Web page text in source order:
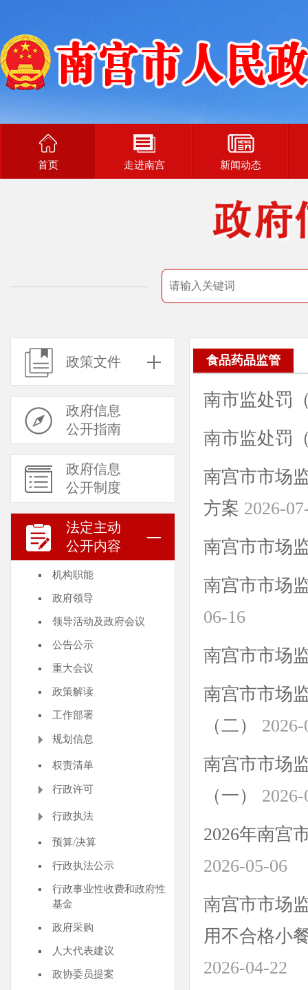
首页 走进南宫 新闻动态
政策文件
政府信息
公开指南
政府信息
公开制度
法定主动
公开内容
机构职能
政府领导
领导活动及政府会议
公告公示
重大会议
政策解读
工作部署
规划信息
权责清单
行政许可
行政执法
预算/决算
行政执法公示
行政事业性收费和政府性
基金
政府采购
人大代表建议
政协委员提案
食品药品监管
南市监处罚
南市监处罚
南宫市市场
方案 2026-
南宫市市场
南宫市市场
06-16
南宫市市场
南宫市市场
（二）
南宫市市场
（一）
2026年南宫
2026-05-06
南宫市市场
用不合格小
2026-04-22